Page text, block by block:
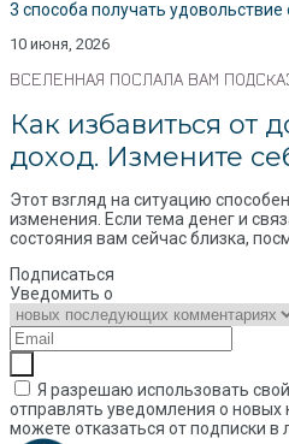
3 способа получать удовольствие
10 июня, 2026
ВСЕЛЕННАЯ ПОСЛАЛА ВАМ
Как избавиться от
доход. Измените
Этот взгляд на ситуацию
изменения. Если тема денег и
состояния вам сейчас близка,
Подписаться
Уведомить о
Я разрешаю использовать
отправлять уведомления о новых
можете отказаться от подписки в